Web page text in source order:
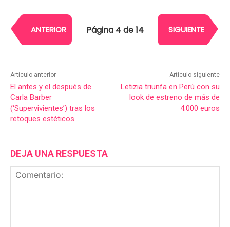
ANTERIOR Página 4 de 14 SIGUIENTE
Artículo anterior
El antes y el después de
Carla Barber
(‘Supervivientes’) tras los
retoques estéticos
Artículo siguiente
Letizia triunfa en Perú con su
look de estreno de más de
4.000 euros
DEJA UNA RESPUESTA